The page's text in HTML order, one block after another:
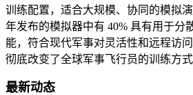
训练配置，适合大规模、协同的模拟
年发布的模拟器中有 40% 具有用于分
能，符合现代军事对灵活性和远程访
彻底改变了全球军事飞行员的训练方式
最新动态